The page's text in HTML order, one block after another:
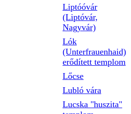
Liptóóvár
(Liptóvár,
Nagyvár)
Lók
(Unterfrauenhaid)
erődített templom
Lőcse
Lubló vára
Lucska "huszita"